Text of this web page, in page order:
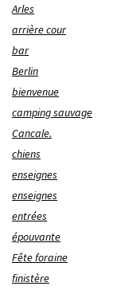
Arles
arrière cour
bar
Berlin
bienvenue
camping sauvage
Cancale.
chiens
enseignes
enseignes
entrées
épouvante
Fête foraine
finistère